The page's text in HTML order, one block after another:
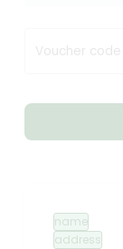
Voucher code
name
address